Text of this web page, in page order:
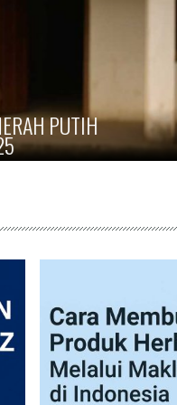
HERBAL IMPORT